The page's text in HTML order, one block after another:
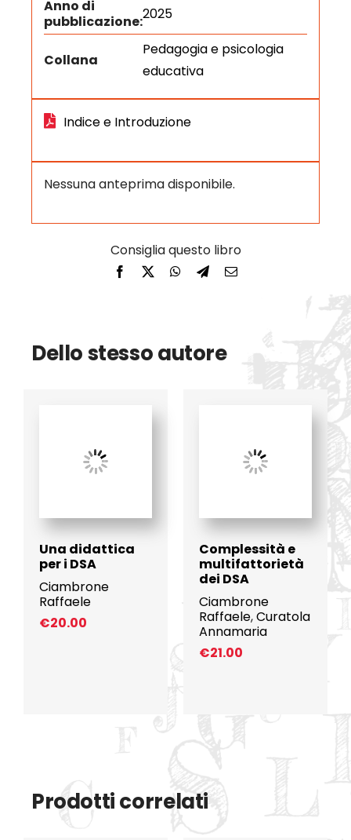
Anno di
pubblicazione:2025
Collana
Pedagogia e psicologia
educativa
Indice e Introduzione
Nessuna anteprima disponibile.
Dello stesso autore
Una didattica
per i DSA
Ciambrone
Raffaele
€20.00
Complessità e
multifattorietà
dei DSA
Ciambrone
Raffaele,Curatola
Annamaria
€21.00
Prodotti correlati